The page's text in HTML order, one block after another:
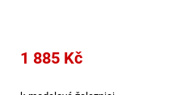
1 885 Kč